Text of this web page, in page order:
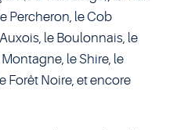
Percheron, le Cob
le Boulonnais, le
le Shire, le
Forêt Noire, et encore